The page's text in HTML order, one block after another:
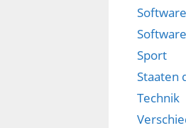
Software
Sport
Staaten
Technik